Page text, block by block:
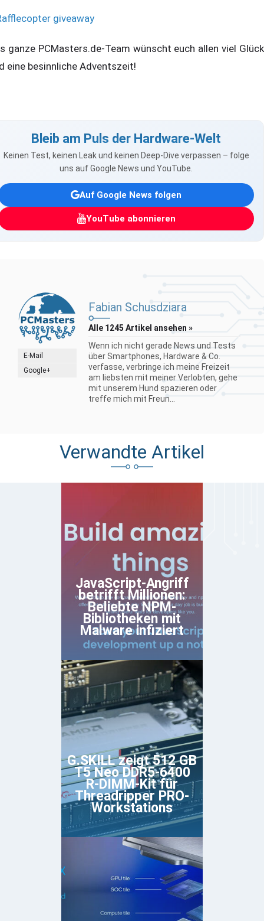
giveaway
ganze PCMasters.de-Team wünscht euch allen viel Glück
eine besinnliche Adventszeit!
Bleib am Puls der Hardware-Welt
Keinen Test, keinen Leak und keinen Deep-Dive verpassen – folge
uns auf Google News und YouTube.
Auf Google News folgen
YouTube abonnieren
E-Mail
Google+
Fabian Schusdziara
Alle 1245 Artikel ansehen »
Wenn ich nicht gerade News und Tests
über Smartphones, Hardware & Co.
verfasse, verbringe ich meine Freizeit
am liebsten mit meiner Verlobten, gehe
mit unserem Hund spazieren oder
treffe mich mit Freun...
Verwandte Artikel
JavaScript-Angriff
betrifft Millionen:
Beliebte NPM-
Bibliotheken mit
Malware infiziert
G.SKILL zeigt 512 GB
T5 Neo DDR5-6400
R-DIMM-Kit für
Threadripper PRO-
Workstations